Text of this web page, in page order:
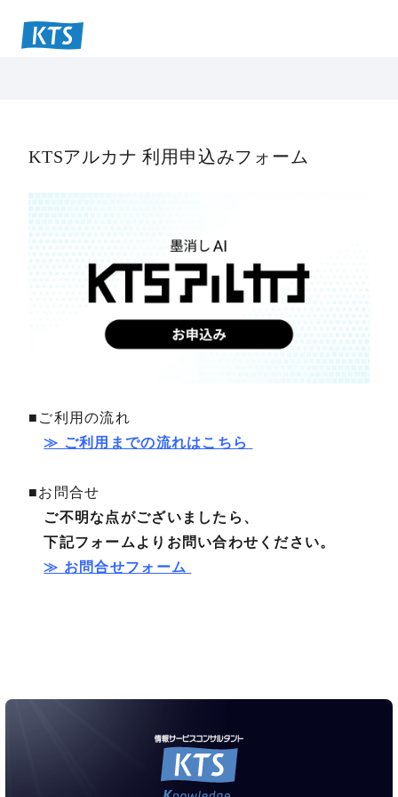
KTSアルカナ 利用申込みフォーム
■ご利用の流れ
≫ ご利用までの流れはこちら
■お問合せ
ご不明な点がございましたら、
下記フォームよりお問い合わせください。
≫ お問合せフォーム